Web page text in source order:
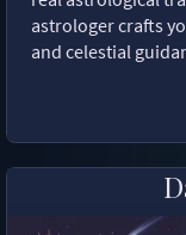
astrologer crafts
and celestial